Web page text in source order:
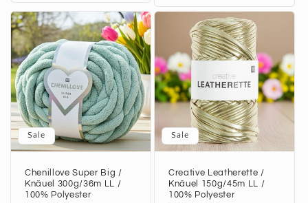
Sale
Chenillove Super Big /
Knäuel 300g/36m LL /
100% Polyester
Sale
Creative Leatherette /
Knäuel 150g/45m LL /
100% Polyester